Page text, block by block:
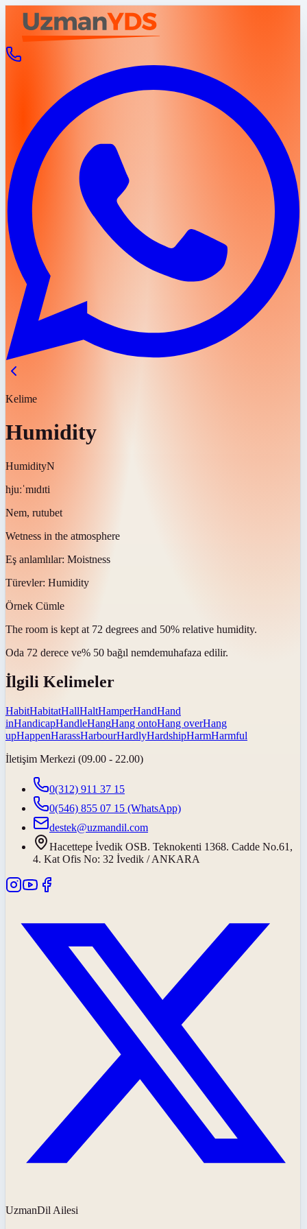
Kelime
Humidity
HumidityN
hjuːˈmɪdɪti
Nem, rutubet
Wetness in the atmosphere
Eş anlamlılar: Moistness
Türevler: Humidity
Örnek Cümle
The room is kept at 72 degrees and 50% relative humidity.
Oda 72 derece ve% 50 bağıl nemdemuhafaza edilir.
İlgili Kelimeler
HabitHabitatHallHaltHamperHandHand
inHandicapHandleHangHang ontoHang overHang
upHappenHarassHarbourHardlyHardshipHarmHarmful
İletişim Merkezi (09.00 - 22.00)
0(312) 911 37 15
0(546) 855 07 15 (WhatsApp)
destek@uzmandil.com
Hacettepe İvedik OSB. Teknokenti 1368. Cadde No.61,
4. Kat Ofis No: 32 İvedik / ANKARA
UzmanDil Ailesi